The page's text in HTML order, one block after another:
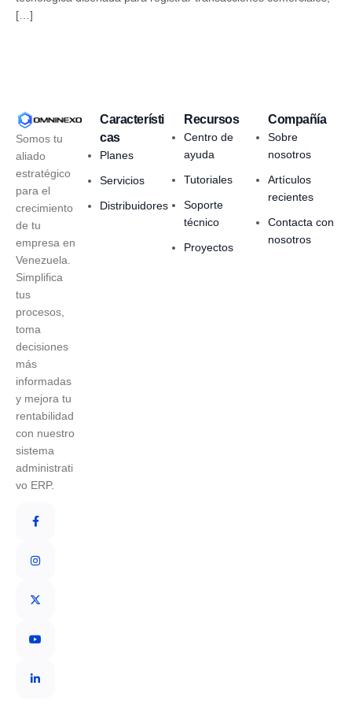
[…]
Somos tu
aliado
estratégico
para el
crecimiento
de tu
empresa en
Venezuela.
Simplifica
tus
procesos,
toma
decisiones
más
informadas
y mejora tu
rentabilidad
con nuestro
sistema
administrati
vo ERP.
Característi
cas
Planes
Servicios
Distribuidores
Recursos
Centro de
ayuda
Tutoriales
Soporte
técnico
Proyectos
Compañía
Sobre
nosotros
Artículos
recientes
Contacta con
nosotros